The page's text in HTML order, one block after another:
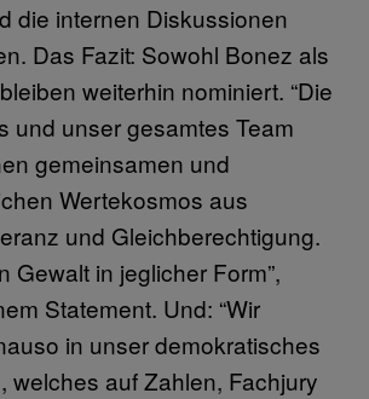
die internen Diskussionen
Das Fazit: Sowohl Bonez als
weiterhin nominiert. “Die
und unser gesamtes Team
gemeinsamen und
Wertekosmos aus
und Gleichberechtigung.
Gewalt in jeglicher Form”,
Statement. Und: “Wir
in unser demokratisches
welches auf Zahlen, Fachjury